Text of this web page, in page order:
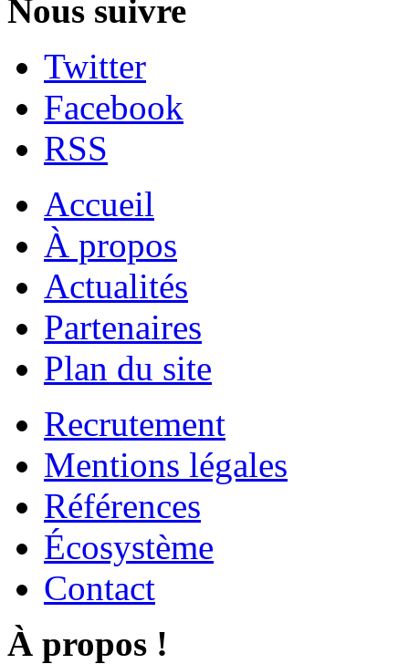
Nous suivre
Twitter
Facebook
RSS
Accueil
À propos
Actualités
Partenaires
Plan du site
Recrutement
Mentions légales
Références
Écosystème
Contact
À propos !